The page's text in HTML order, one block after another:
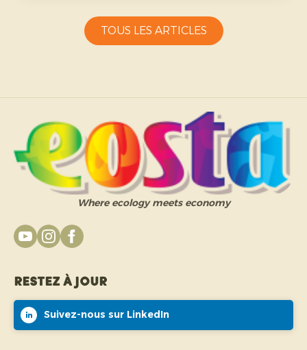
capacité d’adaptation de la part des producteurs.
TOUS LES ARTICLES
Where ecology meets economy
Restez à jour
Suivez-nous sur LinkedIn